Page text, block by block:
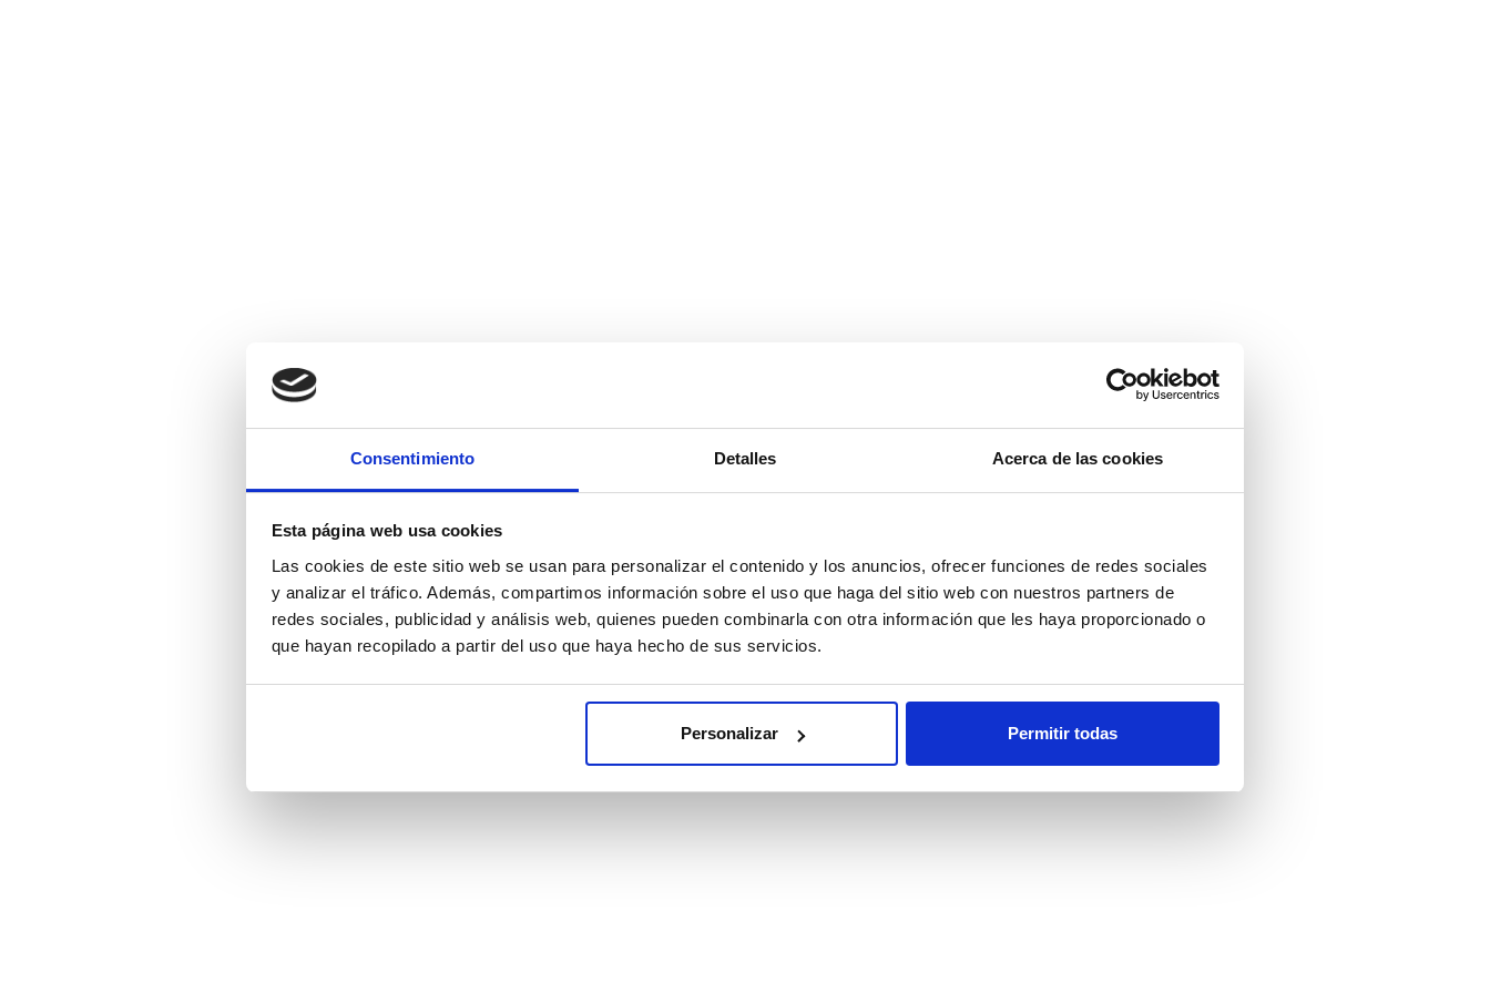
Consentimiento Detalles Acerca de las cookies
Esta página web usa cookies
Las cookies de este sitio web se usan para personalizar el contenido y los anuncios, ofrecer funciones de redes sociales
y analizar el tráfico. Además, compartimos información sobre el uso que haga del sitio web con nuestros partners de
redes sociales, publicidad y análisis web, quienes pueden combinarla con otra información que les haya proporcionado o
que hayan recopilado a partir del uso que haya hecho de sus servicios.
Personalizar Permitir todas